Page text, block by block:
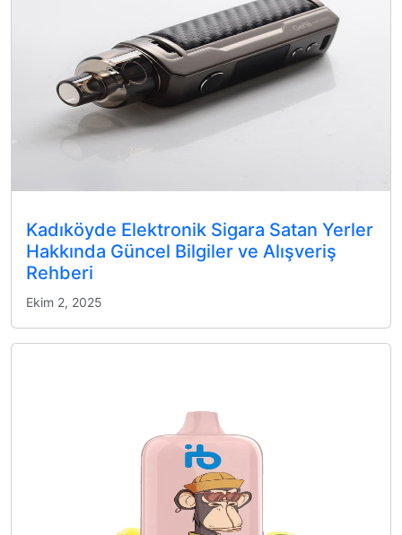
Kadıköyde Elektronik Sigara Satan Yerler
Hakkında Güncel Bilgiler ve Alışveriş
Rehberi
Ekim 2, 2025